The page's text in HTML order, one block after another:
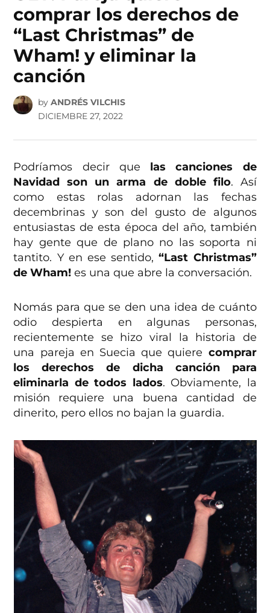
comprar los derechos de
“Last Christmas” de
Wham! y eliminar la
canción
by ANDRÉS VILCHIS
DICIEMBRE 27, 2022
Podríamos decir que las canciones de
Navidad son un arma de doble filo. Así
como estas rolas adornan las fechas
decembrinas y son del gusto de algunos
entusiastas de esta época del año, también
hay gente que de plano no las soporta ni
tantito. Y en ese sentido, “Last Christmas”
de Wham!es una que abre la conversación.
Nomás para que se den una idea de cuánto
odio despierta en algunas personas,
recientemente se hizo viral la historia de
una pareja en Suecia que quiere comprar
los derechos de dicha canción para
eliminarla de todos lados. Obviamente, la
misión requiere una buena cantidad de
dinerito, pero ellos no bajan la guardia.